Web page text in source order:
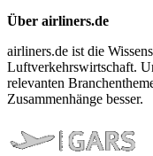
Über airliners.de
airliners.de ist die
Luftverkehrswirtschaft.
relevanten
Zusammenhänge besser.